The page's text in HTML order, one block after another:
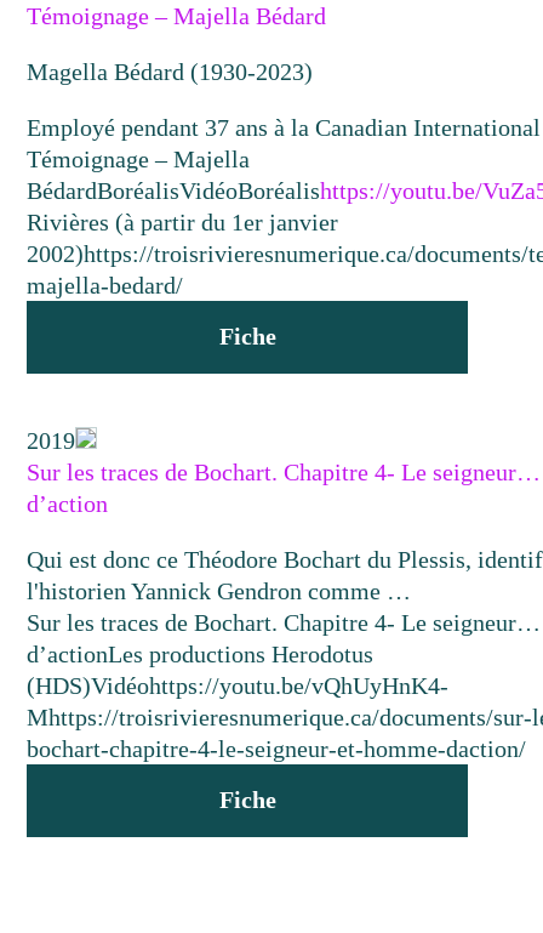
Témoignage – Majella Bédard
Magella Bédard (1930-2023)
Employé pendant 37 ans à la Canadian
Témoignage – Majella
BédardBoréalisVidéoBoréalishttps://youtu.be/
Rivières (à partir du 1er janvier
2002)https://troisrivieresnumerique.ca/documents/
majella-bedard/
Fiche
2019
Sur les traces de Bochart. Chapitre 4- Le
d’action
Qui est donc ce Théodore Bochart du Plessis,
l'historien Yannick Gendron comme …
Sur les traces de Bochart. Chapitre 4- Le
d’actionLes productions Herodotus
(HDS)Vidéohttps://youtu.be/vQhUyHnK4-
Mhttps://troisrivieresnumerique.ca/documents/sur-
bochart-chapitre-4-le-seigneur-et-homme-daction/
Fiche